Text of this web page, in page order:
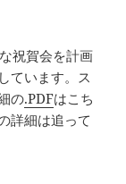
祝賀会を計画
ています。ス
の.PDFはこち
詳細は追って